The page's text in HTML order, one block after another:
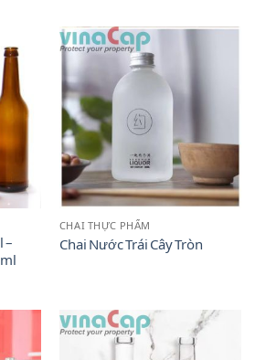
–
CHAI THỰC PHẨM
Chai Nước Trái Cây Tròn